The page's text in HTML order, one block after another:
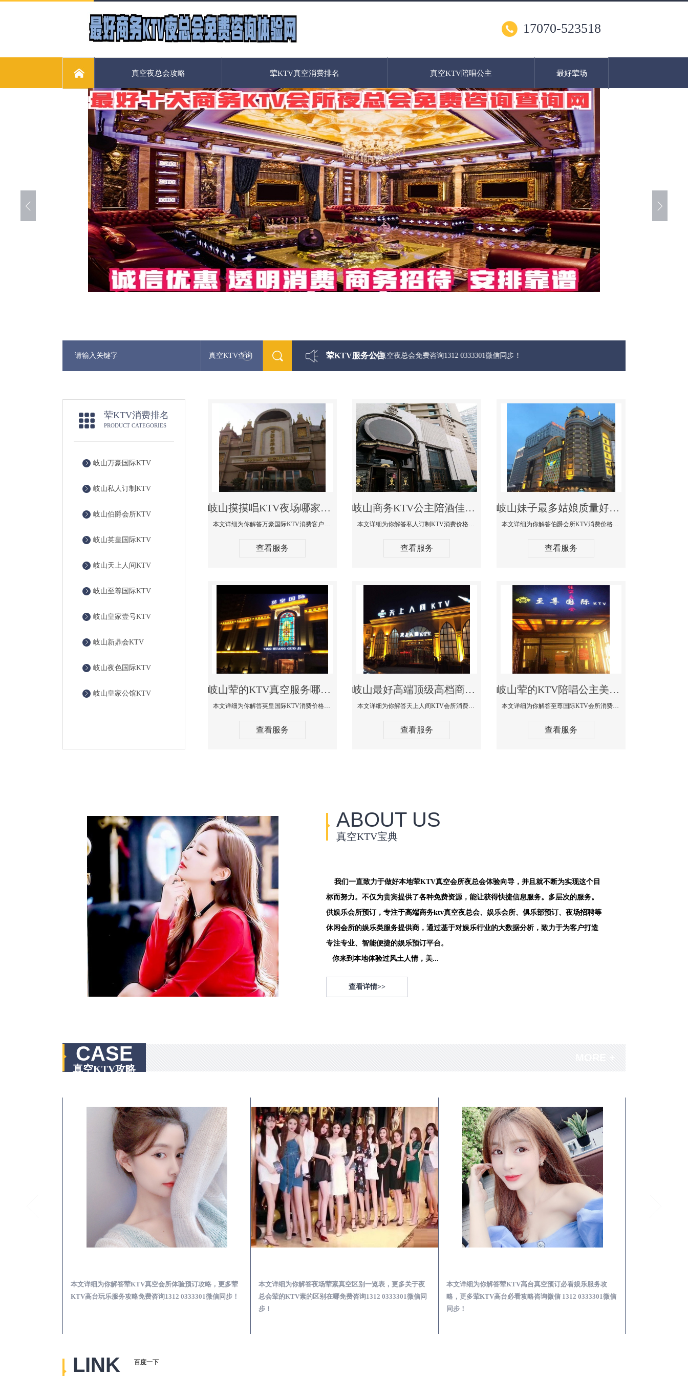
17070-523518
真空夜总会攻略 荤KTV真空消费排名 真空KTV陪唱公主 最好荤场
真空KTV查询 荤KTV服务公告
最新荤KTV真空夜总会免费咨询1312 0333301微信同步！
荤KTV消费排名
PRODUCT CATEGORIES
岐山万豪国际KTV
岐山私人订制KTV
岐山伯爵会所KTV
岐山英皇国际KTV
岐山天上人间KTV
岐山至尊国际KTV
岐山皇家壹号KTV
岐山新鼎会KTV
岐山夜色国际KTV
岐山皇家公馆KTV
岐山摸摸唱KTV夜场哪家好玩开放-万豪国际KTV消费客户点评
本文详细为你解答万豪国际KTV消费客户点评，更多关于摸摸唱KTV夜场哪家好玩开放咨询1312 0333301微信同步！
查看服务
岐山商务KTV公主陪酒佳丽漂亮哪家多-私人订制KTV消费价格口碑点评
本文详细为你解答私人订制KTV消费价格口碑点评，更多关于商务KTV公主陪酒佳丽漂亮哪家多免费咨询1312 0333301微信同步！
查看服务
岐山妹子最多姑娘质量好的真空夜总会KTV-伯爵会所KTV消费点评
本文详细为你解答伯爵会所KTV消费价格点评，更多关于妹子最多姑娘质量好的真空夜总会KTV免费咨询1312 0333301微信同步！
查看服务
岐山荤的KTV真空服务哪家好-英皇国际KTV消费价格口碑点评
本文详细为你解答英皇国际KTV消费价格点评，更多关于荤的KTV真空服务哪家好免费咨询1312 0333301微信同步！
查看服务
岐山最好高端顶级高档商务KTV夜总会-天上人间KTV消费点评
本文详细为你解答天上人间KTV会所消费价格点评，更多关于最好高端顶级高档商务KTV夜总会免费咨询1312 0333301微信同步！
查看服务
岐山荤的KTV陪唱公主美女哪家最多-至尊国际KTV会所消费价格
本文详细为你解答至尊国际KTV会所消费价格点评，更多关于荤的KTV陪唱公主美女哪家最多免费咨询1312 0333301微信同步！
查看服务
ABOUT US
真空KTV宝典
我们一直致力于做好本地荤KTV真空会所夜总会体验向导，并且就不断为实现这个目
标而努力。不仅为贵宾提供了各种免费资源，能让获得快捷信息服务。多层次的服务。
供娱乐会所预订，专注于高端商务ktv真空夜总会、娱乐会所、俱乐部预订、夜场招聘等
休闲会所的娱乐类服务提供商，通过基于对娱乐行业的大数据分析，致力于为客户打造
专注专业、智能便捷的娱乐预订平台。
你来到本地体验过风土人情，美...
查看详情>>
CASE
真空KTV攻略
本文详细为你解答荤KTV真空会所体验预订攻略，更多荤
KTV高台玩乐服务攻略免费咨询1312 0333301微信同步！
本文详细为你解答夜场荤素真空区别一览表，更多关于夜
总会荤的KTV素的区别在哪免费咨询1312 0333301微信同
步！
本文详细为你解答荤KTV高台真空预订必看娱乐服务攻
略，更多荤KTV高台必看攻略咨询微信 1312 0333301微信
同步！
LINK 百度一下